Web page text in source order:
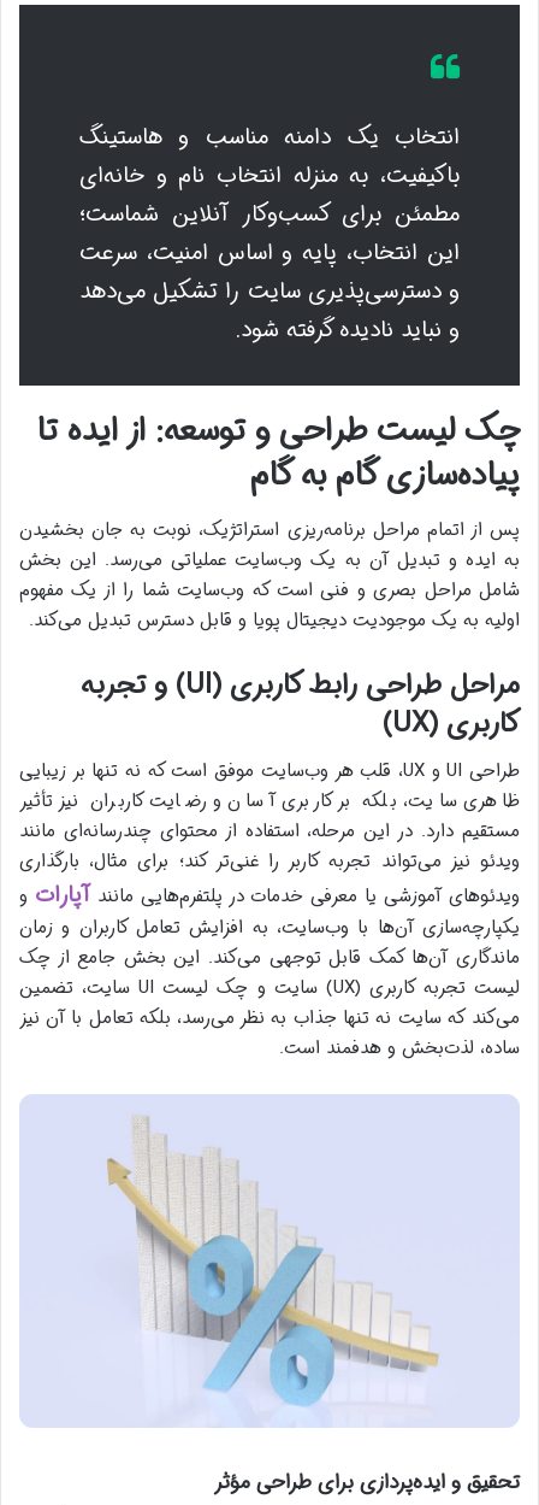
انتخاب یک دامنه مناسب و هاستینگ
باکیفیت، به منزله انتخاب نام و خانه‌ای
مطمئن برای کسب‌وکار آنلاین شماست؛
این انتخاب، پایه و اساس امنیت، سرعت
و دسترسی‌پذیری سایت را تشکیل می‌دهد
و نباید نادیده گرفته شود.
چک لیست طراحی و توسعه: از ایده تا
پیاده‌سازی گام به گام
پس از اتمام مراحل برنامه‌ریزی استراتژیک، نوبت به جان بخشیدن
به ایده و تبدیل آن به یک وب‌سایت عملیاتی می‌رسد. این بخش
شامل مراحل بصری و فنی است که وب‌سایت شما را از یک مفهوم
اولیه به یک موجودیت دیجیتال پویا و قابل دسترس تبدیل می‌کند.
مراحل طراحی رابط کاربری (UI) و تجربه
کاربری (UX)
طراحی UI و UX، قلب هر وب‌سایت موفق است که نه تنها بر زیبایی
ظاهری سایت، بلکه بر کاربری آسان و رضایت کاربران نیز تأثیر
مستقیم دارد. در این مرحله، استفاده از محتوای چندرسانه‌ای مانند
ویدئو نیز می‌تواند تجربه کاربر را غنی‌تر کند؛ برای مثال، بارگذاری
ویدئوهای آموزشی یا معرفی خدمات در پلتفرم‌هایی مانندآپارات و
یکپارچه‌سازی آن‌ها با وب‌سایت، به افزایش تعامل کاربران و زمان
ماندگاری آن‌ها کمک قابل توجهی می‌کند. این بخش جامع از چک
لیست تجربه کاربری (UX) سایت و چک لیست UI سایت، تضمین
می‌کند که سایت نه تنها جذاب به نظر می‌رسد، بلکه تعامل با آن نیز
ساده، لذت‌بخش و هدفمند است.
تحقیق و ایده‌پردازی برای طراحی مؤثر